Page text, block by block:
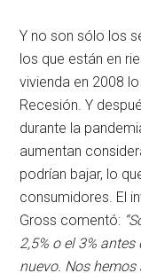
Y no son sólo los
los que están en
vivienda en 2008
Recesión. Y
durante la
aumentan
podrían bajar, lo
consumidores. El
Gross comentó:
2,5% o el 3%
nuevo. Nos